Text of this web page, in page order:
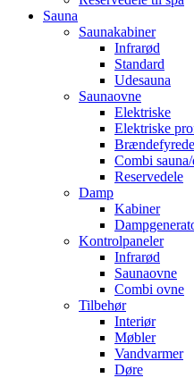
Sauna
Saunakabiner
Infrarød
Standard
Udesauna
Saunaovne
Elektriske
Elektriske
Brændefyrede
Combi
Reservedele
Damp
Kabiner
Kontrolpaneler
Infrarød
Saunaovne
Combi ovne
Tilbehør
Interiør
Møbler
Vandvarmer
Døre